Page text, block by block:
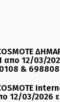
12/03/
&
12/03/2026